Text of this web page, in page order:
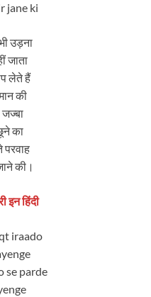
jane ki
उड़ना
जाता
लेते हैं
की
का
परवाह
की।
इन हिंदी
iraado
se parde